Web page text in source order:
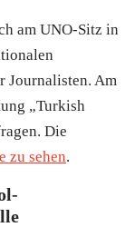
am UNO-Sitz in
Journalisten. Am
„Turkish
Die
zu sehen.